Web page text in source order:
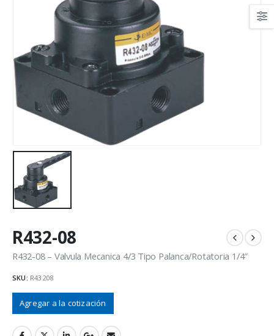
R432-08
R432-08 – Valvula Mecanica 4/3 Tipo Palanca/Rotatoria 1/4″
SKU: R43208
Agregar a la cotización